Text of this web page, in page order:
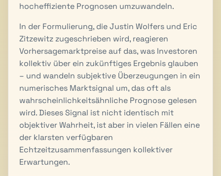
hocheffiziente Prognosen umzuwandeln.
In der Formulierung, die Justin Wolfers und Eric
Zitzewitz zugeschrieben wird, reagieren
Vorhersagemarktpreise auf das, was Investoren
kollektiv über ein zukünftiges Ergebnis glauben
– und wandeln subjektive Überzeugungen in ein
numerisches Marktsignal um, das oft als
wahrscheinlichkeitsähnliche Prognose gelesen
wird. Dieses Signal ist nicht identisch mit
objektiver Wahrheit, ist aber in vielen Fällen eine
der klarsten verfügbaren
Echtzeitzusammenfassungen kollektiver
Erwartungen.